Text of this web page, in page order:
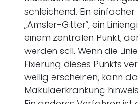
schleichend. Ein einfacher
„Amsler-Gitter“, ein
einem zentralen Punkt,
werden soll. Wenn die
Fixierung dieses Punkts
wellig erscheinen, kann
Makulaerkrankung